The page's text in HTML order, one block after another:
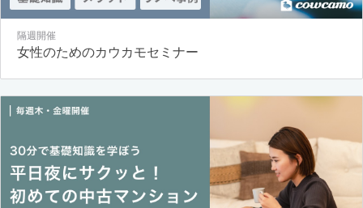
隔週開催
女性のためのカウカモセミナー